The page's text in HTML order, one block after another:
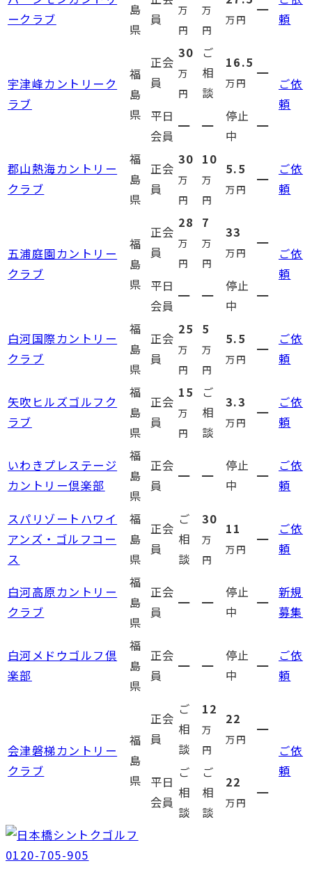
ークラブ
島
県
員
万
円
万
円
万円
━
頼
宇津峰カントリーク
ラブ
福
島
県
正会
員
30
万
円
ご
相
談
16.5
万円
━
ご依
頼
平日
会員
━ ━
停止
中
━
郡山熱海カントリー
クラブ
福
島
県
正会
員
30
万
円
10
万
円
5.5
万円
━
ご依
頼
五浦庭園カントリー
クラブ
福
島
県
正会
員
28
万
円
7
万
円
33
万円
━
ご依
頼
平日
会員
━ ━
停止
中
━
白河国際カントリー
クラブ
福
島
県
正会
員
25
万
円
5
万
円
5.5
万円
━
ご依
頼
矢吹ヒルズゴルフク
ラブ
福
島
県
正会
員
15
万
円
ご
相
談
3.3
万円
━
ご依
頼
いわきプレステージ
カントリー倶楽部
福
島
県
正会
員
━ ━
停止
中
━
ご依
頼
スパリゾートハワイ
アンズ・ゴルフコー
ス
福
島
県
正会
員
ご
相
談
30
万
円
11
万円
━
ご依
頼
白河高原カントリー
クラブ
福
島
県
正会
員
━ ━
停止
中
━
新規
募集
白河メドウゴルフ倶
楽部
福
島
県
正会
員
━ ━
停止
中
━
ご依
頼
会津磐梯カントリー
クラブ
福
島
県
正会
員
ご
相
談
12
万
円
22
万円
━
ご依
頼
平日
会員
ご
相
談
ご
相
談
22
万円
━
0120-705-905